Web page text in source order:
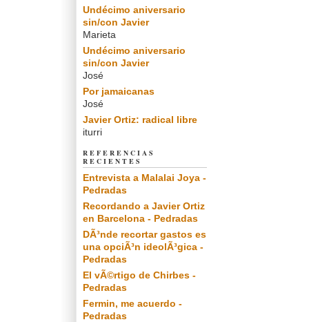
Undécimo aniversario
sin/con Javier
Marieta
Undécimo aniversario
sin/con Javier
José
Por jamaicanas
José
Javier Ortiz: radical libre
iturri
REFERENCIAS
RECIENTES
Entrevista a Malalai Joya -
Pedradas
Recordando a Javier Ortiz
en Barcelona - Pedradas
DÃ³nde recortar gastos es
una opciÃ³n ideolÃ³gica -
Pedradas
El vÃ©rtigo de Chirbes -
Pedradas
Fermin, me acuerdo -
Pedradas